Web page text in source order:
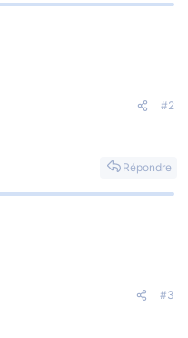
#2
Répondre
#3